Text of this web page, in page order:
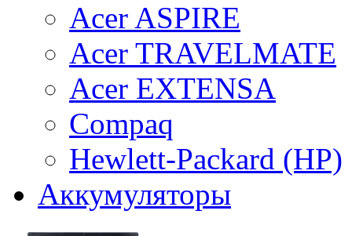
Acer ASPIRE
Acer TRAVELMATE
Acer EXTENSA
Compaq
Hewlett-Packard (HP)
Аккумуляторы